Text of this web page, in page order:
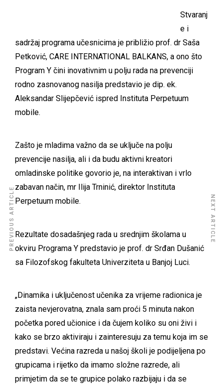
Stvaranj
e i
sadržaj programa učesnicima je približio prof. dr Saša
Petković, CARE INTERNATIONAL BALKANS, a ono što
Program Y čini inovativnim u polju rada na prevenciji
rodno zasnovanog nasilja predstavio je dip. ek.
Aleksandar Slijepčević ispred Instituta Perpetuum
mobile.
Zašto je mladima važno da se uključe na polju
prevencije nasilja, ali i da budu aktivni kreatori
omladinske politike govorio je, na interaktivan i vrlo
zabavan način, mr Ilija Trninić, direktor Instituta
Perpetuum mobile.
Rezultate dosadašnjeg rada u srednjim školama u
okviru Programa Y predstavio je prof. dr Srđan Dušanić
sa Filozofskog fakulteta Univerziteta u Banjoj Luci.
„Dinamika i uključenost učenika za vrijeme radionica je
zaista nevjerovatna, znala sam proći 5 minuta nakon
početka pored učionice i da čujem koliko su oni živi i
kako se brzo aktiviraju i zainteresuju za temu koja im se
predstavi. Većina razreda u našoj školi je podijeljena po
grupicama i rijetko da imamo složne razrede, ali
primjetim da se te grupice polako razbijaju i da se
PREVIOUS ARTICLE NEXT ARTICLE